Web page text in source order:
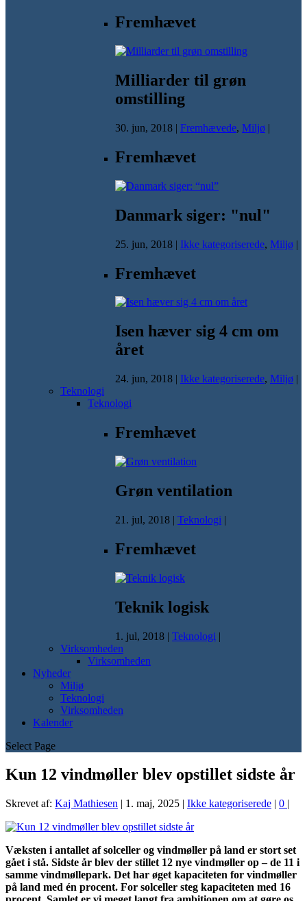
Fremhævet
Milliarder til grøn
omstilling
30. jun, 2018 | Fremhævede, Miljø |
Fremhævet
Danmark siger: "nul"
25. jun, 2018 | Ikke kategoriserede, Miljø |
Fremhævet
Isen hæver sig 4 cm om
året
24. jun, 2018 | Ikke kategoriserede, Miljø |
Teknologi
Teknologi
Fremhævet
Grøn ventilation
21. jul, 2018 | Teknologi |
Fremhævet
Teknik logisk
1. jul, 2018 | Teknologi |
Virksomheden
Virksomheden
Nyheder
Miljø
Teknologi
Virksomheden
Kalender
Select Page
Kun 12 vindmøller blev opstillet sidste år
Skrevet af: Kaj Mathiesen | 1. maj, 2025 | Ikke kategoriserede | 0 |
Væksten i antallet af solceller og vindmøller på land er stort set
gået i stå. Sidste år blev der stillet 12 nye vindmøller op – de 11 i
samme vindmøllepark. Det har øget kapaciteten for vindmøller
på land med én procent. For solceller steg kapaciteten med 16